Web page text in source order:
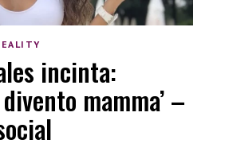
incinta:
mamma’ –